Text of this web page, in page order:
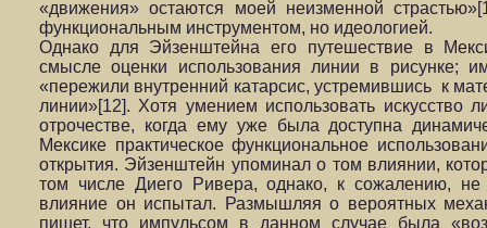
«движения» остаются моей неизменной
функциональным инструментом, но идеологией.
Однако для Эйзенштейна его путешествие в
смысле оценки использования линии в рисунке;
«пережили внутренний катарсис, устремившись к
линии»[12]. Хотя умением использовать
отрочестве, когда ему уже была доступна
Мексике практическое функциональное
открытия. Эйзенштейн упоминал о том влиянии,
том числе Диего Ривера, однако, к сожалению,
влияние он испытал. Размышляя о вероятных
пишет, что импульсом в данном случае была